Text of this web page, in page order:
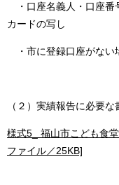
・口座名義人・口座番
カードの写し
・市に登録口座がない
（２）実績報告に必要な
様式5_ 福山市こども食
ファイル／25KB]